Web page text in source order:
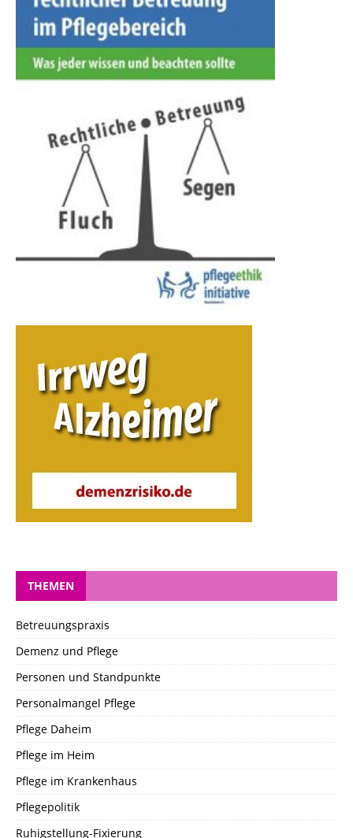
THEMEN
Betreuungspraxis
Demenz und Pflege
Personen und Standpunkte
Personalmangel Pflege
Pflege Daheim
Pflege im Heim
Pflege im Krankenhaus
Pflegepolitik
Ruhigstellung-Fixierung